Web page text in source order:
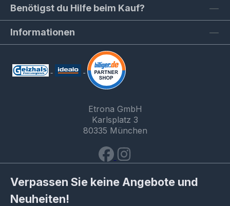
Benötigst du Hilfe beim Kauf?
Informationen
Etrona GmbH
Karlsplatz 3
80335 München
Verpassen Sie keine Angebote und
Neuheiten!